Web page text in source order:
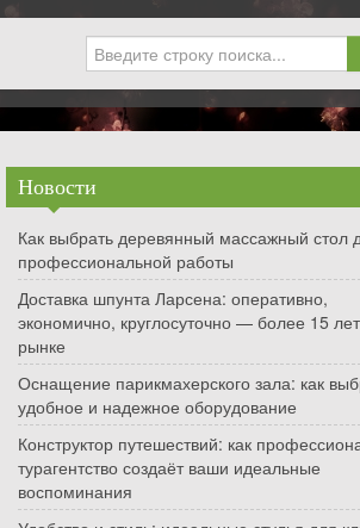
Новости
Как выбрать деревянный массажный стол
профессиональной работы
Доставка шпунта Ларсена: оперативно,
экономично, круглосуточно — более 15
рынке
Оснащение парикмахерского зала: как
удобное и надежное оборудование
Конструктор путешествий: как
турагентство создаёт ваши идеальные
воспоминания